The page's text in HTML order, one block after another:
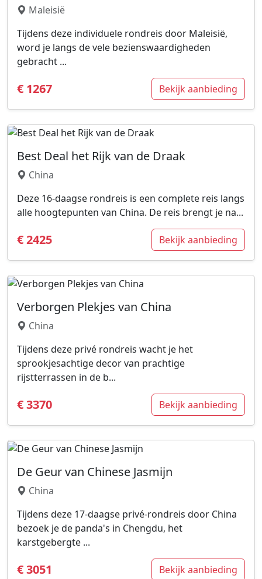
Maleisië
Tijdens deze individuele rondreis door Maleisië,
word je langs de vele bezienswaardigheden
gebracht ...
€ 1267 Bekijk aanbieding
Best Deal het Rijk van de Draak
China
Deze 16-daagse rondreis is een complete reis langs
alle hoogtepunten van China. De reis brengt je na...
€ 2425 Bekijk aanbieding
Verborgen Plekjes van China
China
Tijdens deze privé rondreis wacht je het
sprookjesachtige decor van prachtige
rijstterrassen in de b...
€ 3370 Bekijk aanbieding
De Geur van Chinese Jasmijn
China
Tijdens deze 17-daagse privé-rondreis door China
bezoek je de panda's in Chengdu, het
karstgebergte ...
€ 3051 Bekijk aanbieding